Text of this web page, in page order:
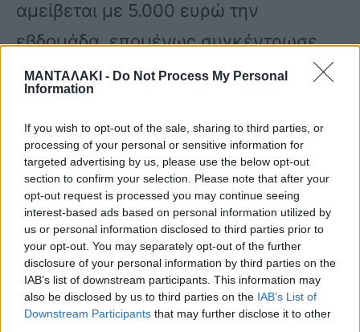
ΜΑΝΤΑΛΑΚΙ - Do Not Process My Personal
Information
If you wish to opt-out of the sale, sharing to third parties, or
processing of your personal or sensitive information for
targeted advertising by us, please use the below opt-out
section to confirm your selection. Please note that after your
opt-out request is processed you may continue seeing
interest-based ads based on personal information utilized by
us or personal information disclosed to third parties prior to
your opt-out. You may separately opt-out of the further
disclosure of your personal information by third parties on the
IAB’s list of downstream participants. This information may
also be disclosed by us to third parties on the IAB’s List of
Downstream Participants that may further disclose it to other
αμείβεται με 5.000 ευρώ την
εβδομάδα, επομένως συγκέντρωσε
115.000 ευρώ, οι οποίες προστίθενται
αποτέλεσμα ο Ντάνιελ Νούρκα να
επιστρέφει στην Ελλάδα πλουσιότερος
κατά 215.000 ευρώ.
Μιλώντας στην εκπομπή «Fay’s Time»
αναφορικά με το πώς θα αξιοποιήσει
το προαναφερθέν ποσό, ο Ντάνιελ